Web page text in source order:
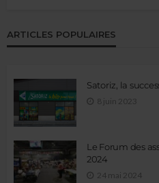
ARTICLES POPULAIRES
Satoriz, la
8 juin 2023
Le Forum des
2024
24 mai 2024